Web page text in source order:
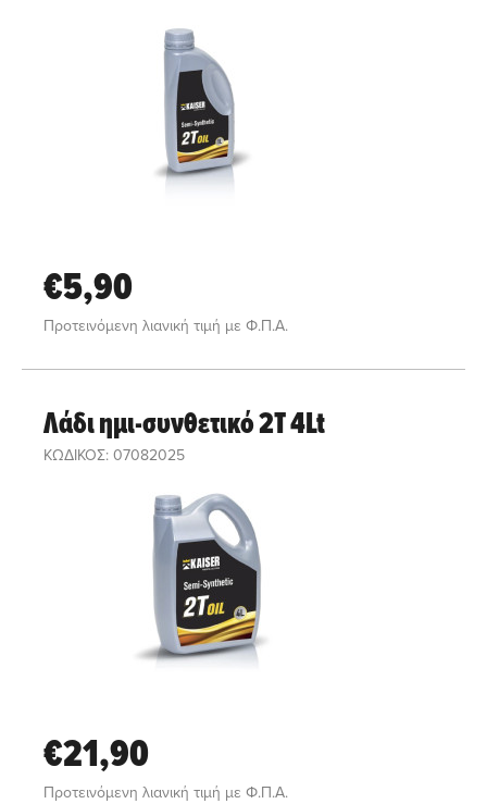
€5,90
Προτεινόμενη λιανική τιμή με Φ.Π.Α.
Λάδι ημι-συνθετικό 2T 4Lt
ΚΩΔΙΚΟΣ: 07082025
€21,90
Προτεινόμενη λιανική τιμή με Φ.Π.Α.